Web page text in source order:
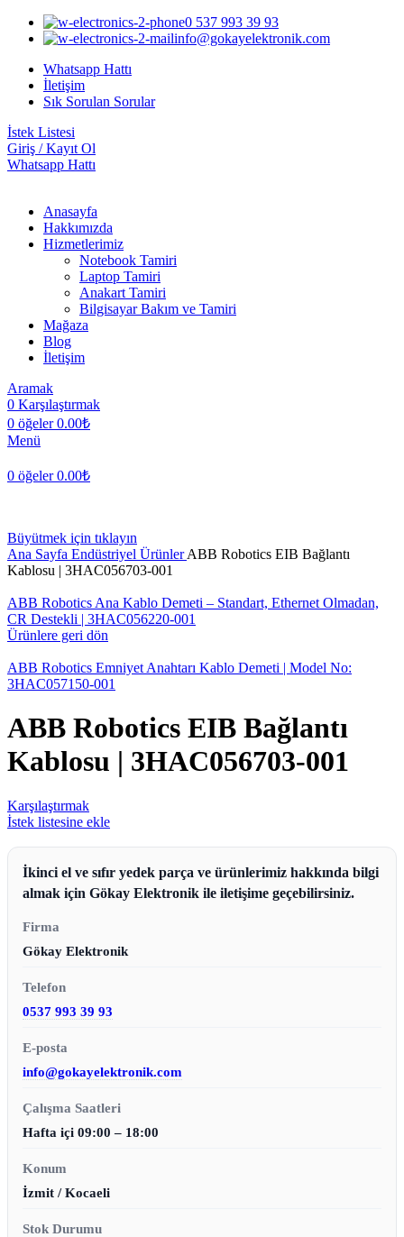
0 537 993 39 93
info@gokayelektronik.com
Whatsapp Hattı
İletişim
Sık Sorulan Sorular
İstek Listesi
Giriş / Kayıt Ol
Whatsapp Hattı
Anasayfa
Hakkımızda
Hizmetlerimiz
Notebook Tamiri
Laptop Tamiri
Anakart Tamiri
Bilgisayar Bakım ve Tamiri
Mağaza
Blog
İletişim
Aramak
0 Karşılaştırmak
0 öğeler 0.00₺
Menü
0 öğeler 0.00₺
Büyütmek için tıklayın
Ana Sayfa Endüstriyel ÜrünlerABB Robotics EIB Bağlantı
Kablosu | 3HAC056703-001
ABB Robotics Ana Kablo Demeti – Standart, Ethernet Olmadan,
CR Destekli | 3HAC056220-001
Ürünlere geri dön
ABB Robotics Emniyet Anahtarı Kablo Demeti | Model No:
3HAC057150-001
ABB Robotics EIB Bağlantı
Kablosu | 3HAC056703-001
Karşılaştırmak
İstek listesine ekle
İkinci el ve sıfır yedek parça ve ürünlerimiz hakkında bilgi
almak için Gökay Elektronik ile iletişime geçebilirsiniz.
Firma
Gökay Elektronik
Telefon
0537 993 39 93
E-posta
info@gokayelektronik.com
Çalışma Saatleri
Hafta içi 09:00 – 18:00
Konum
İzmit / Kocaeli
Stok Durumu